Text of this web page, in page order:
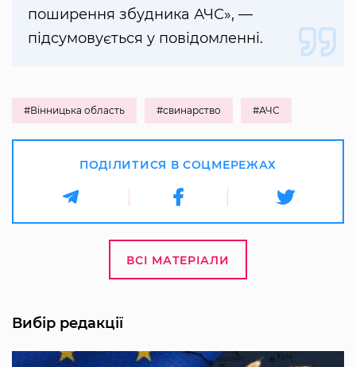
поширення збудника АЧС», —
підсумовується у повідомленні.
#Вінницька область #свинарство #АЧС
ПОДІЛИТИСЯ В СОЦМЕРЕЖАХ
ВСІ МАТЕРІАЛИ
Вибір редакції